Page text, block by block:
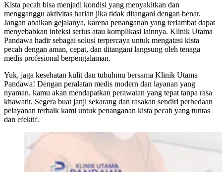
Kista pecah bisa menjadi kondisi yang menyakitkan dan
mengganggu aktivitas harian jika tidak ditangani dengan benar.
Jangan abaikan gejalanya, karena penanganan yang terlambat dapat
menyebabkan infeksi serius atau komplikasi lainnya. Klinik Utama
Pandawa hadir sebagai solusi terpercaya untuk mengatasi kista
pecah dengan aman, cepat, dan ditangani langsung oleh tenaga
medis profesional berpengalaman.
Yuk, jaga kesehatan kulit dan tubuhmu bersama Klinik Utama
Pandawa! Dengan peralatan medis modern dan layanan yang
nyaman, kamu akan mendapatkan perawatan yang tepat tanpa rasa
khawatir. Segera buat janji sekarang dan rasakan sendiri perbedaan
pelayanan terbaik kami untuk penanganan kista pecah yang tuntas
dan efektif.